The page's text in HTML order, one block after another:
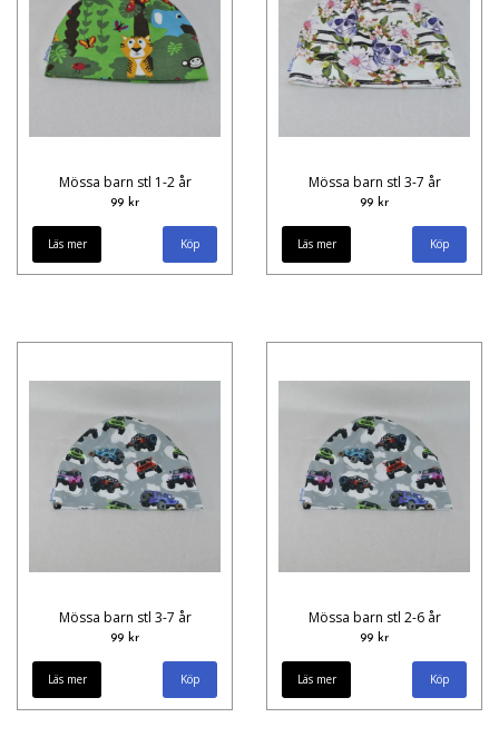
Mössa barn stl 1-2 år
99 kr
Läs mer
Mössa barn stl 3-7 år
99 kr
Läs mer
Mössa barn stl 3-7 år
99 kr
Läs mer
Mössa barn stl 2-6 år
99 kr
Läs mer